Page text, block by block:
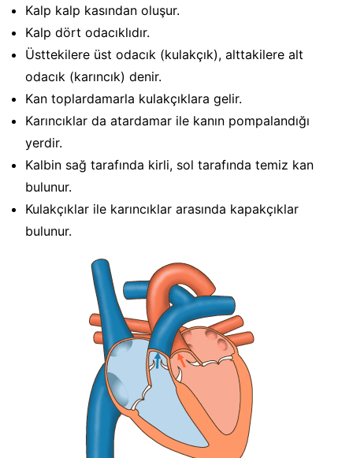
Kalp kalp kasından oluşur.
Kalp dört odacıklıdır.
Üsttekilere üst odacık (kulakçık), alttakilere alt
odacık (karıncık) denir.
Kan toplardamarla kulakçıklara gelir.
Karıncıklar da atardamar ile kanın pompalandığı
yerdir.
Kalbin sağ tarafında kirli, sol tarafında temiz kan
bulunur.
Kulakçıklar ile karıncıklar arasında kapakçıklar
bulunur.